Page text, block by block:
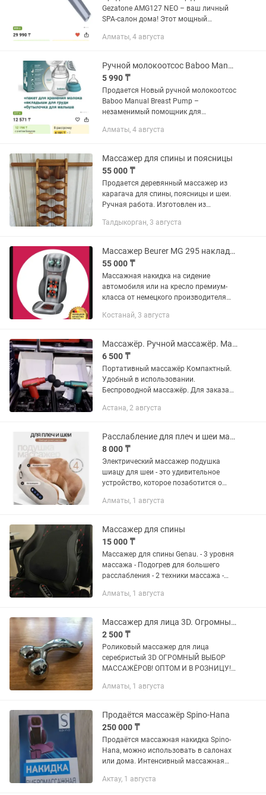
Gezatone AMG127 NEO – ваш личный
SPA-салон дома! Этот мощный
бренда Gezatone помогает справиться
напряжением...
Алматы, 4 августа
Ручной молокоотсос Baboo Manual Breast Pump
5 990 ₸
Продается Новый ручной молокоотсос
Baboo Manual Breast Pump –
незаменимый помощник для
учетом комфорта и эффективности,
деликатную...
Алматы, 4 августа
Массажер для спины и поясницы
55 000 ₸
Продается деревянный массажер из
карагача для спины, поясницы и шеи.
Ручная работа. Изготовлен из
устойчивый, рассчитан на долгую
роликами,...
Талдыкорган, 3 августа
Массажер Beurer MG 295 накладка на спинку стула вибрационный
55 000 ₸
Массажная накидка на сидение
автомобиля или на кресло премиум-
класса от немецкого производителя
верхний или нижний отдел спины, всю
Костанай, 3 августа
Массажёр. Ручной массажёр. Массаж для спины, шеи,рук, ног.
6 500 ₸
Портативный массажёр Компактный.
Удобный в использовании.
Беспроводной массажёр. Для заказа
через Яндекс курьера Самовывоз с
Астана, 2 августа
Расслабление для плеч и шеи массажер
8 000 ₸
Электрический массажер подушка
шиацу для шеи - это удивительное
устройство, которое позаботится о
способен обеспечить вам
время дня...
Алматы, 1 августа
Массажер для спины
15 000 ₸
Массажер для спины Genau. - 3 уровня
массажа - Подогрев для большего
расслабления - 2 техники массажа -
вибрация В наличии есть еще
Алматы, 1 августа
Массажер для лица 3D. Огромный выбор. Оптом и в розницу
2 500 ₸
Роликовый массажер для лица
серебристый 3D ОГРОМНЫЙ ВЫБОР
МАССАЖЁРОВ! ОПТОМ И В РОЗНИЦУ!
роликового массажера для лица и тела
пользоваться...
Алматы, 1 августа
Продаётся массажёр Spino-Hana
250 000 ₸
Продаётся массажная накидка Spino-
Hana, можно использовать в салонах
или дома. Интенсивный массажная
Регулировка швейного
Актау, 1 августа